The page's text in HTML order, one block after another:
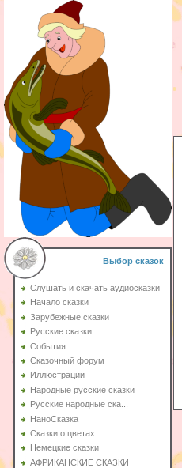
Выбор сказок
Слушать и скачать аудиосказки
Начало сказки
Зарубежные сказки
Русские сказки
События
Сказочный форум
Иллюстрации
Народные русские сказки
Русские народные ска...
НаноСказка
Сказки о цветах
Немецкие сказки
АФРИКАНСКИЕ СКАЗКИ